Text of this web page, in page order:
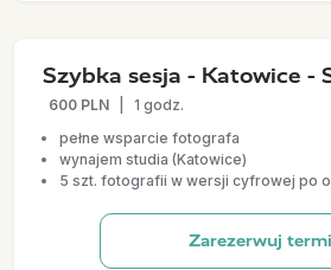
Szybka sesja - Katowice -
600 PLN
1 godz.
pełne wsparcie fotografa
wynajem studia (Katowice)
5 szt. fotografii w wersji cyfrowej po
Zarezerwuj